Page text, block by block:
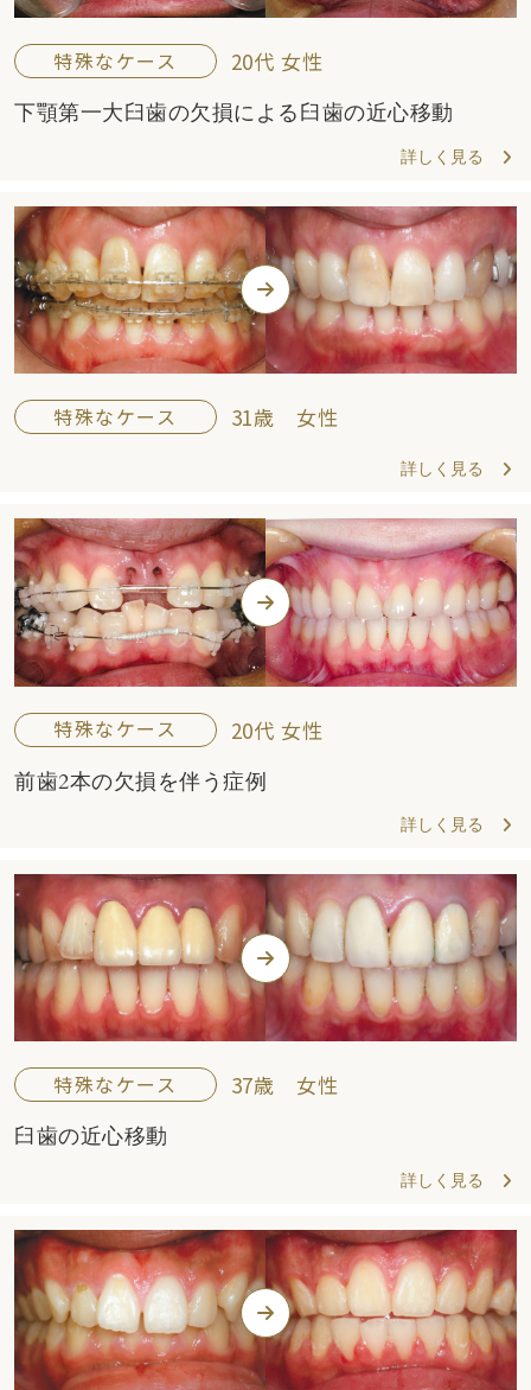
特殊なケース
20代 女性
下顎第一大臼歯の欠損による臼歯の近心移動
詳しく見る
特殊なケース 31歳 女性
詳しく見る
特殊なケース
20代 女性
前歯2本の欠損を伴う症例
詳しく見る
特殊なケース
37歳 女性
臼歯の近心移動
詳しく見る